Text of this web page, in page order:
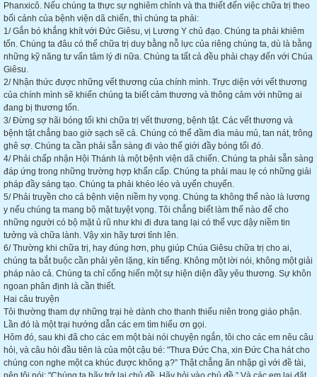
Phanxicô. Nếu chúng ta thực sự nghiêm chỉnh và tha thiết đến việc chữa trị theo
bối cảnh của bệnh viện dã chiến, thì chúng ta phải:
1/ Gắn bó khắng khít với Đức Giêsu, vị Lương Y chủ đạo. Chúng ta phải khiêm
tốn. Chúng ta đâu có thể chữa trị duy bằng nỗ lực của riêng chúng ta, dù là bằng
những kỹ năng tư vấn tâm lý đi nữa. Chúng ta tất cả đều phải chạy đến với Chúa
Giêsu.
2/ Nhận thức được những vết thương của chính mình. Trực diện với vết thương
của chính mình sẽ khiến chúng ta biết cảm thương và thông cảm với những ai
đang bị thương tổn.
3/ Đừng sợ hãi bóng tối khi chữa trị vết thương, bệnh tật. Các vết thương và
bệnh tật chẳng bao giờ sạch sẽ cả. Chúng có thể đầm đìa máu mủ, tan nát, trông
ghê sợ. Chúng ta cần phải sẵn sàng đi vào thế giới đầy bóng tối đó.
4/ Phải chấp nhận Hội Thánh là một bệnh viện dã chiến. Chúng ta phải sẵn sàng
đáp ứng trong những trường hợp khẩn cấp. Chúng ta phải mau lẹ có những giải
pháp đầy sáng tạo. Chúng ta phải khéo léo và uyển chuyển.
5/ Phải truyền cho cả bệnh viện niềm hy vọng. Chúng ta không thể nào là lương
y nếu chúng ta mang bộ mặt tuyệt vọng. Tôi chẳng biết làm thế nào để cho
những người có bộ mặt ủ rũ như khi đi đưa tang lại có thể vực dậy niềm tin
tưởng và chữa lành. Vậy xin hãy tươi tỉnh lên.
6/ Thường khi chữa trị, hay đúng hơn, phụ giúp Chúa Giêsu chữa trị cho ai,
chúng ta bắt buộc cần phải yên lặng, kín tiếng. Không một lời nói, không một giải
pháp nào cả. Chúng ta chỉ cống hiến một sự hiện diện đầy yêu thương. Sự khôn
ngoan phân định là cần thiết.
Hai câu truyện
Tôi thường tham dự những trại hè dành cho thanh thiếu niên trong giáo phận.
Lần đó là một trại hướng dẫn các em tìm hiểu ơn gọi.
Hôm đó, sau khi đã cho các em một bài nói chuyện ngắn, tôi cho các em nêu câu
hỏi, và câu hỏi đầu tiên là của một cậu bé: "Thưa Đức Cha, xin Đức Cha hát cho
chúng con nghe một ca khúc được không ạ?” Thật chẳng ăn nhập gì với đề tài,